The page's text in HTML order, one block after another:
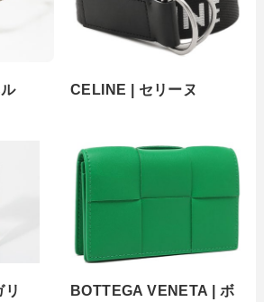
CELINE | セリーヌ
BOTTEGA VENETA | ボ